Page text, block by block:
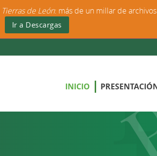
INICIO
Tierras de León: más de un millar de
Ir a Descargas